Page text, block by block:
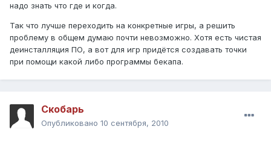
надо знать что где и когда.
Так что лучше переходить на конкретные игры, а решить
проблему в общем думаю почти невозможно. Хотя есть чистая
деинсталляция ПО, а вот для игр придётся создавать точки
при помощи какой либо программы бекапа.
Скобарь
Опубликовано 10 сентября, 2010